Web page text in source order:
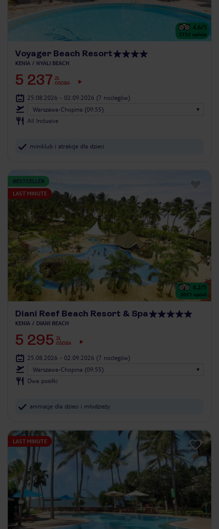
4.6/5
7752 opinie
Voyager Beach Resort
KENIA NYALI BEACH
5 237 ZŁ
OSOBA
25.08.2026 - 02.09.2026 (7 noclegów)
Warszawa-Chopina (09:55)
All Inclusive
miniklub i atrakcje dla dzieci
BESTSELLER
LAST MINUTE
4.2/5
2011 opinii
Diani Reef Beach Resort & Spa
KENIA DIANI BEACH
5 295 ZŁ
OSOBA
25.08.2026 - 02.09.2026 (7 noclegów)
Warszawa-Chopina (09:55)
Dwa posiłki
animacje dla dzieci i młodzieży
LAST MINUTE